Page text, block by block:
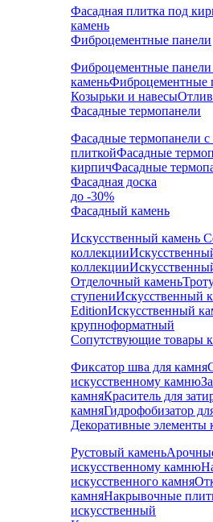
Фасадная плитка под
камень
Фиброцементные панели
Фиброцементные
каменьФиброцементные
Козырьки и навесы
Фасадные термопанели
Фасадные термопанели
плиткойФасадные
кирпичФасадные
Фасадная доска
до -30%
Фасадный камень
Искусственный камень
коллекции
коллекции
Отделочный камень
ступениИскусственный
EditionИскусственный
крупноформатный
Сопутствующие товары
Фиксатор шва для камня
искусственному камню
камняКраситель для
камняГидрофобизатор
Декоративные элементы
Рустовый камень
искусственному камню
искусственного камня
камняНакрывочные
искусственный